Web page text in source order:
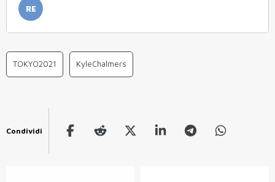
RE
TOKYO2021 KyleChalmers
Condividi